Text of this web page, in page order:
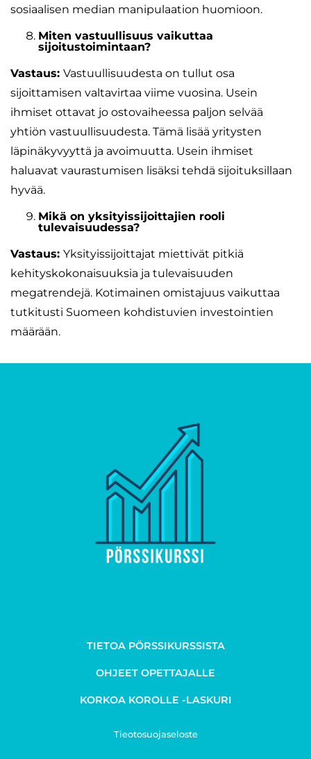
sosiaalisen median manipulaation huomioon.
Miten vastuullisuus vaikuttaa
sijoitustoimintaan?
Vastaus: Vastuullisuudesta on tullut osa
sijoittamisen valtavirtaa viime vuosina. Usein
ihmiset ottavat jo ostovaiheessa paljon selvää
yhtiön vastuullisuudesta. Tämä lisää yritysten
läpinäkyvyyttä ja avoimuutta. Usein ihmiset
haluavat vaurastumisen lisäksi tehdä sijoituksillaan
hyvää.
Mikä on yksityissijoittajien rooli
tulevaisuudessa?
Vastaus: Yksityissijoittajat miettivät pitkiä
kehityskokonaisuuksia ja tulevaisuuden
megatrendejä. Kotimainen omistajuus vaikuttaa
tutkitusti Suomeen kohdistuvien investointien
määrään.
TIETOA PÖRSSIKURSSISTA
OHJEET OPETTAJALLE
KORKOA KOROLLE -LASKURI
Tieotosuojaseloste